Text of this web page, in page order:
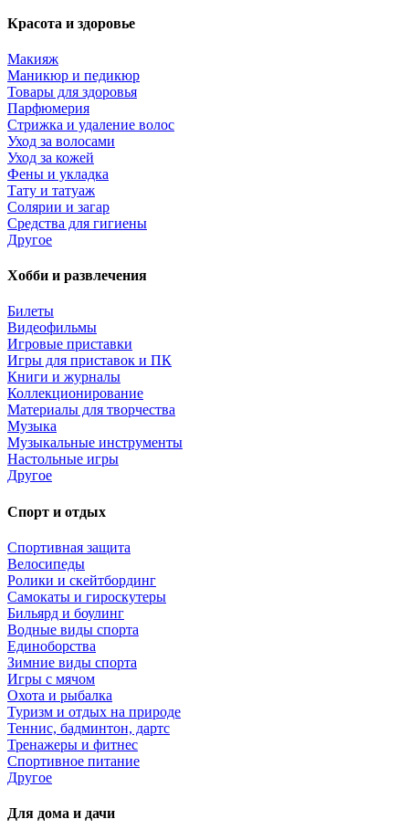
Красота и здоровье
Макияж
Маникюр и педикюр
Товары для здоровья
Парфюмерия
Стрижка и удаление волос
Уход за волосами
Уход за кожей
Фены и укладка
Тату и татуаж
Солярии и загар
Средства для гигиены
Другое
Хобби и развлечения
Билеты
Видеофильмы
Игровые приставки
Игры для приставок и ПК
Книги и журналы
Коллекционирование
Материалы для творчества
Музыка
Музыкальные инструменты
Настольные игры
Другое
Спорт и отдых
Спортивная защита
Велосипеды
Ролики и скейтбординг
Самокаты и гироскутеры
Бильярд и боулинг
Водные виды спорта
Единоборства
Зимние виды спорта
Игры с мячом
Охота и рыбалка
Туризм и отдых на природе
Теннис, бадминтон, дартс
Тренажеры и фитнес
Спортивное питание
Другое
Для дома и дачи